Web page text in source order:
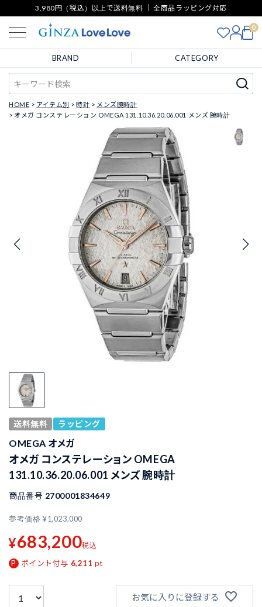
3,980円（税込）以上で送料無料 ｜ 全商品ラッピング対応
0
BRAND CATEGORY
HOME アイテム別 時計
メンズ腕時計
オメガ コンステレーション OMEGA 131.10.36.20.06.001 メンズ 腕時計
送料無料 ラッピング
OMEGA オメガ
オメガ コンステレーション OMEGA
131.10.36.20.06.001 メンズ 腕時計
商品番号 2700001834649
参考価格 ¥1,023,000
¥683,200税込
ポイント付与 6,211 pt
お気に入りに登録する